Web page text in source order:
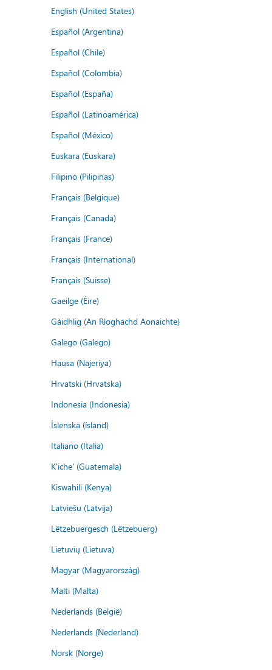
English (United States)
Español (Argentina)
Español (Chile)
Español (Colombia)
Español (España)
Español (Latinoamérica)
Español (México)
Euskara (Euskara)
Filipino (Pilipinas)
Français (Belgique)
Français (Canada)
Français (France)
Français (International)
Français (Suisse)
Gaeilge (Éire)
Gàidhlig (An Rìoghachd Aonaichte)
Galego (Galego)
Hausa (Najeriya)
Hrvatski (Hrvatska)
Indonesia (Indonesia)
Íslenska (ísland)
Italiano (Italia)
K'iche' (Guatemala)
Kiswahili (Kenya)
Latviešu (Latvija)
Lëtzebuergesch (Lëtzebuerg)
Lietuvių (Lietuva)
Magyar (Magyarország)
Malti (Malta)
Nederlands (België)
Nederlands (Nederland)
Norsk (Norge)